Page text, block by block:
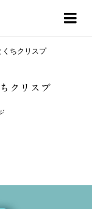
くちクリスプ
クリスプ